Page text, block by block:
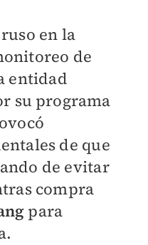
en la
de
entidad
su programa
de que
de evitar
compra
para